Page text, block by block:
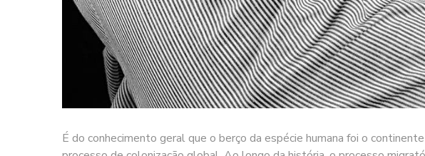
É do conhecimento geral que o berço da espécie humana foi o